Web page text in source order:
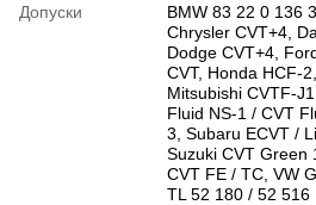
Допуски
BMW 83 22 0 136
Chrysler CVT+4,
Dodge CVT+4,
CVT, Honda HCF-
Mitsubishi CVTF-
Fluid NS-1 / CVT
3, Subaru ECVT /
Suzuki CVT Green
CVT FE / TC, VW
TL 52 180 / 52 516